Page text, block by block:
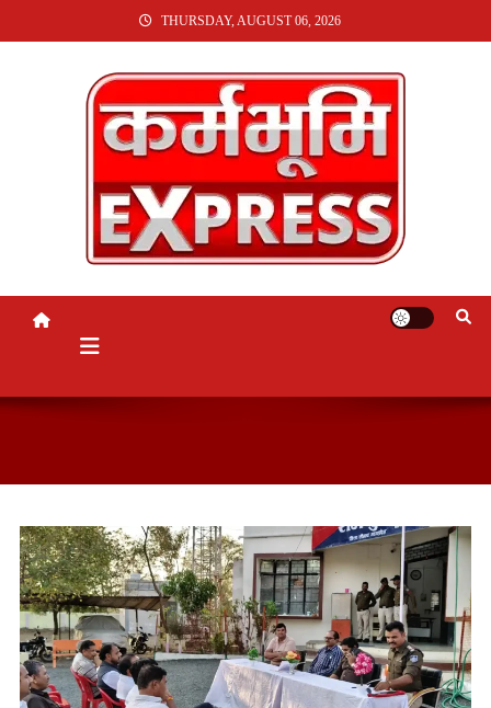
TO
THURSDAY, AUGUST 06, 2026
KARMABHUMI EXPRESS